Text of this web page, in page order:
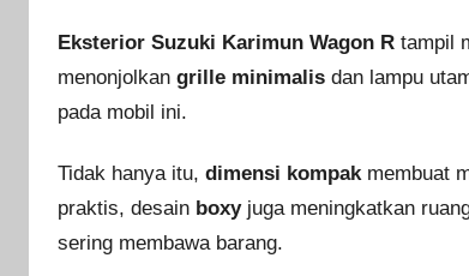
Eksterior Suzuki Karimun Wagon R tampil
menonjolkan grille minimalis dan lampu
pada mobil ini.
Tidak hanya itu, dimensi kompak membuat
praktis, desain boxyjuga meningkatkan
sering membawa barang.